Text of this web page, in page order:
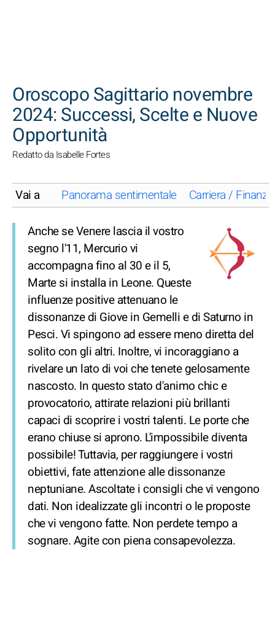
Oroscopo Sagittario novembre
2024: Successi, Scelte e Nuove
Opportunità
Redatto da Isabelle Fortes
Vai a Panorama sentimentale Carriera / Finanze
Anche se Venere lascia il vostro
segno l'11, Mercurio vi
accompagna fino al 30 e il 5,
Marte si installa in Leone. Queste
influenze positive attenuano le
dissonanze di Giove in Gemelli e di Saturno in
Pesci. Vi spingono ad essere meno diretta del
solito con gli altri. Inoltre, vi incoraggiano a
rivelare un lato di voi che tenete gelosamente
nascosto. In questo stato d'animo chic e
provocatorio, attirate relazioni più brillanti
capaci di scoprire i vostri talenti. Le porte che
erano chiuse si aprono. L'impossibile diventa
possibile! Tuttavia, per raggiungere i vostri
obiettivi, fate attenzione alle dissonanze
neptuniane. Ascoltate i consigli che vi vengono
dati. Non idealizzate gli incontri o le proposte
che vi vengono fatte. Non perdete tempo a
sognare. Agite con piena consapevolezza.